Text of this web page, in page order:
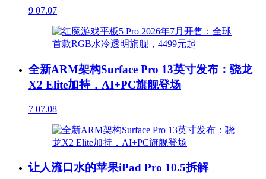
9 07.07
全新ARM架构Surface Pro 13英寸发布：骁龙
X2 Elite加持，AI+PC旗舰登场
7 07.08
让人流口水的苹果iPad Pro 10.5拆解